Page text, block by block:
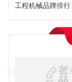
工程机械品牌排行